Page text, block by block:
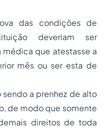
das condições de
deveriam ser
que atestasse a
mês ou ser esta de
a prenhez de alto
de modo que somente
direitos de toda